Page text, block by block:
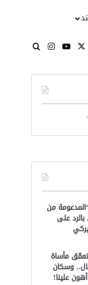
‫X
‫YouTube
انستقرامبحث عن
من
على
مأساة
وسكان
علينا!